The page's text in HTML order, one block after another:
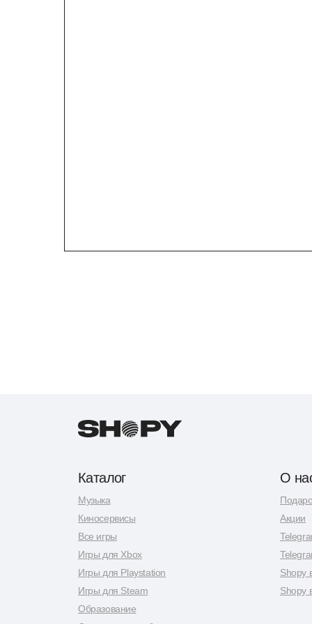
Каталог
Музыка
Киносервисы
Все игры
Игры для Xbox
Игры для Playstation
Игры для Steam
Образование
О
Акции
Shopy
Shopy